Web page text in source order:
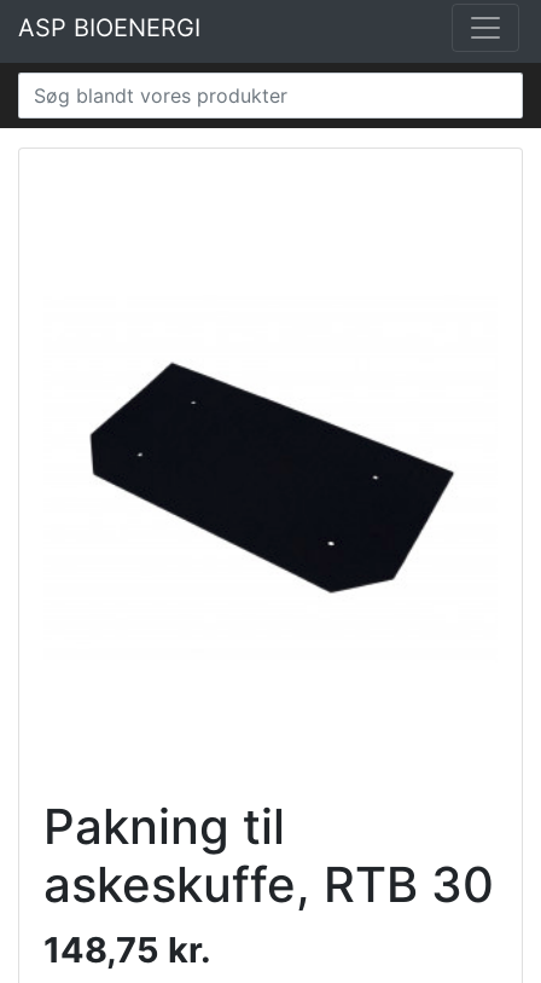
ASP BIOENERGI
Pakning til
askeskuffe, RTB 30
148,75 kr.